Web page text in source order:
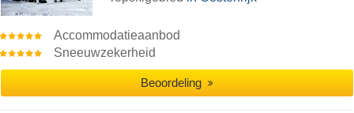
Accommodatieaanbod
Sneeuwzekerheid
Beoordeling